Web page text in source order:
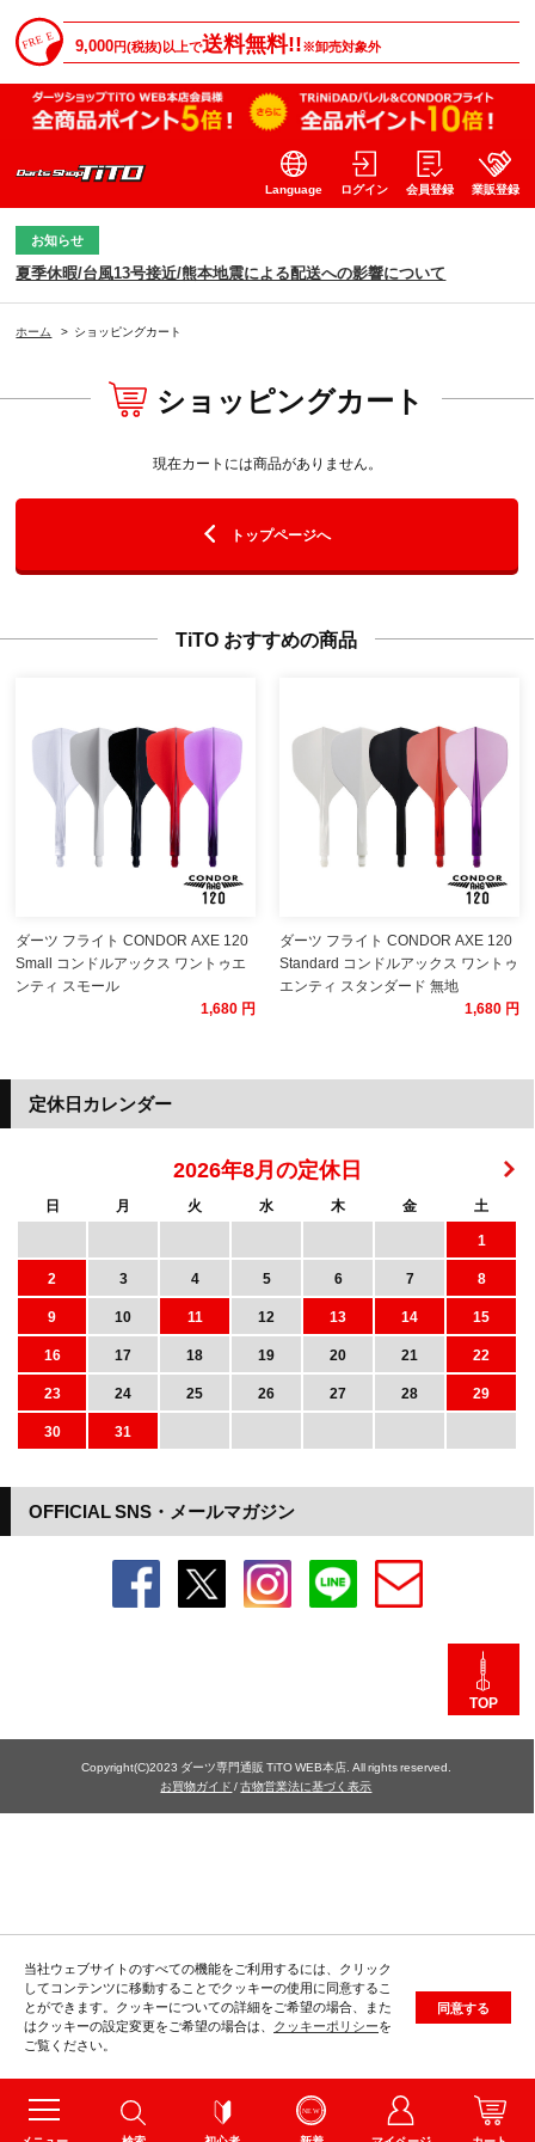
9,000円(税抜)以上で送料無料!!※卸売対象外
Language ログイン 会員登録 業販登録
お知らせ
夏季休暇/台風13号接近/熊本地震による配送への影響について
ホーム > ショッピングカート
ショッピングカート
現在カートには商品がありません。
トップページへ
TiTO おすすめの商品
ダーツ フライト CONDOR AXE 120
Small コンドルアックス ワントゥエ
ンティ スモール
1,680 円
ダーツ フライト CONDOR AXE 120
Standard コンドルアックス ワントゥ
エンティ スタンダード 無地
1,680 円
当社ウェブサイトのすべての機能をご利用するには、クリック
してコンテンツに移動することでクッキーの使用に同意するこ
とができます。クッキーについての詳細をご希望の場合、また
はクッキーの設定変更をご希望の場合は、 クッキーポリシーを
ご覧ください。
同意する
OFFICIAL SNS・メールマガジン
定休日カレンダー
2026年8月の定休日
日 月 火 水 木 金
土
1
2
3 4 5 6 7
8
9
10 11 12 13 14
15
16
17 18 19 20 21
22
23
24 25 26 27 28
29
30
31
TOP
Copyright(C)2023 ダーツ専門通販 TiTO WEB本店. All rights reserved.
お買物ガイド /古物営業法に基づく表示